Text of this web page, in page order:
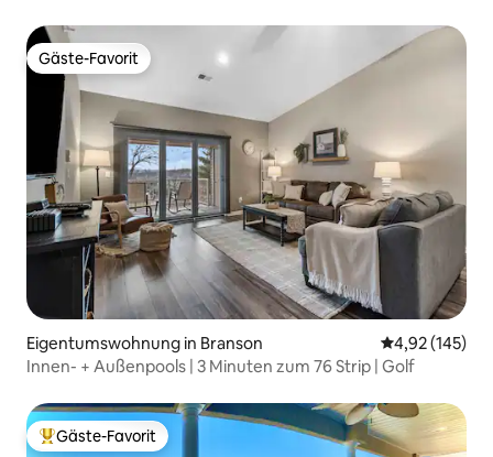
Gäste-Favorit
Gäste-Favorit
Eigentumswohnung in Branson
4,92 (145)
Innen- + Außenpools | 3 Minuten zum 76 Strip | Golf
Beliebter Gäste-Favorit.
Gäste-Favorit